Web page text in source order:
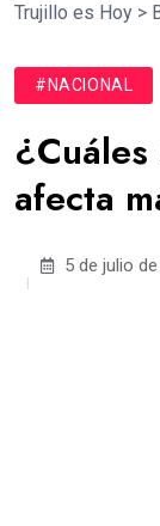
Trujillo es Hoy >
#NACIONAL
afecta
5 de julio